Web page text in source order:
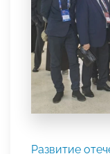
Развитие